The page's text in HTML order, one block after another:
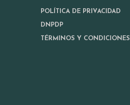
POLÍTICA DE PRIVACIDAD
DNPDP
TÉRMINOS Y CONDICIONES